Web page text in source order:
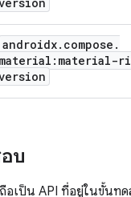
androidx. compose .
material:material-
บ
ถือเป็น API ที่อยู่ในขั้นท